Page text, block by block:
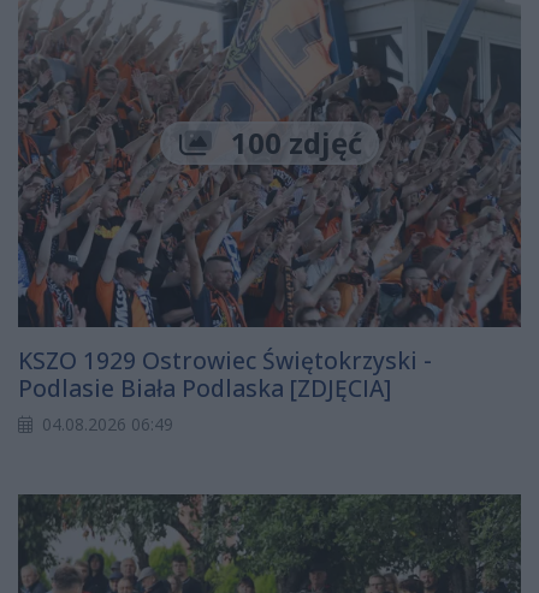
100 zdjęć
KSZO 1929 Ostrowiec Świętokrzyski -
Podlasie Biała Podlaska [ZDJĘCIA]
04.08.2026 06:49